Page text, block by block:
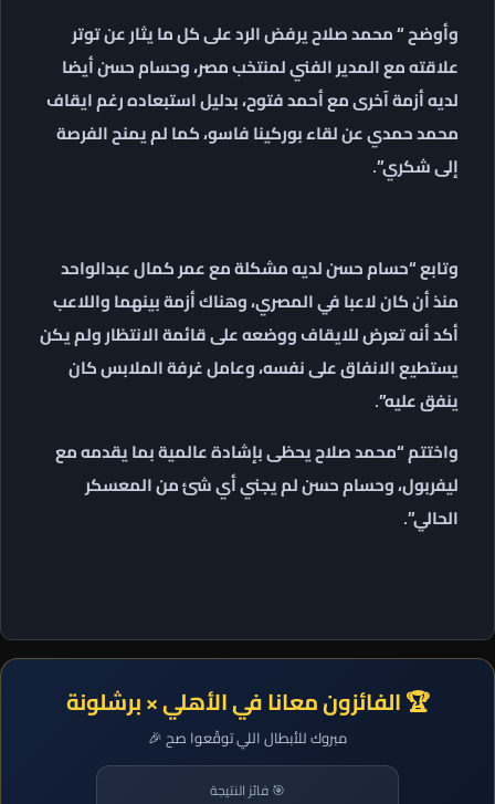
وأوضح “ محمد صلاح يرفض الرد على كل ما يثار عن توتر
علاقته مع المدير الفني لمنتخب مصر، وحسام حسن أيضا
لديه أزمة آخرى مع أحمد فتوح، بدليل استبعاده رغم ايقاف
محمد حمدي عن لقاء بوركينا فاسو، كما لم يمنح الفرصة
إلى شكري”.
وتابع “حسام حسن لديه مشكلة مع عمر كمال عبدالواحد
منذ أن كان لاعبا في المصري، وهناك أزمة بينهما واللاعب
أكد أنه تعرض للايقاف ووضعه على قائمة الانتظار ولم يكن
يستطيع الانفاق على نفسه، وعامل غرفة الملابس كان
ينفق عليه”.
واختتم “محمد صلاح يحظى بإشادة عالمية بما يقدمه مع
ليفربول، وحسام حسن لم يجني أي شئ من المعسكر
الحالي”.
🏆 الفائزون معانا في الأهلي × برشلونة
مبروك للأبطال اللي توقّعوا صح 🎉
🎯 فائز النتيجة